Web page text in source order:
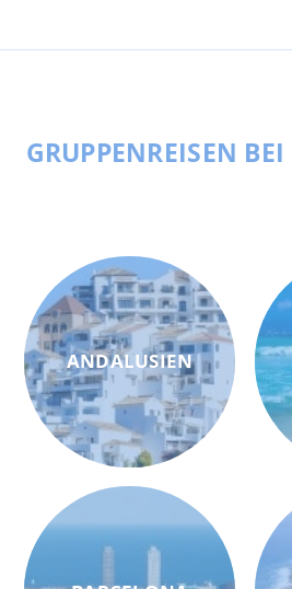
GRUPPENREISEN BEI
ANDALUSIEN